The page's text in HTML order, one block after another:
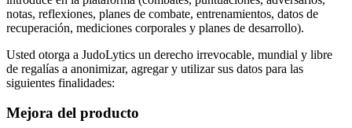
notas, reflexiones, planes de combate, entrenamientos, datos de
recuperación, mediciones corporales y planes de desarrollo).
Usted otorga a JudoLytics un derecho irrevocable, mundial y libre
de regalías a anonimizar, agregar y utilizar sus datos para las
siguientes finalidades:
Mejora del producto